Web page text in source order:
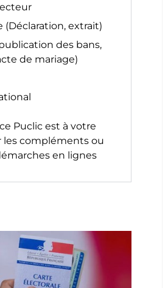
(Déclaration, extrait)
des bans,
de mariage)
Puclic est à votre
les compléments ou
en lignes